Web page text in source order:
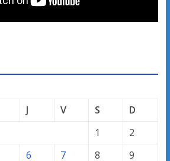
J V S
D
1
2
6 7 8 9